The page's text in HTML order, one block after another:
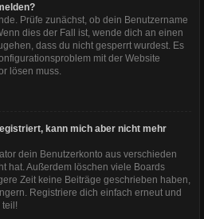
Prüfe zunächst, ob dein Benutzername
dies der Fall ist, wende dich an einen
dass du nicht gesperrt wurdest. Es
mit der Website
lösen muss.
kann mich aber nicht mehr
dein Benutzerkonto aus verschieden
hat. Außerdem löschen viele Boards
Zeit keine Beiträge geschrieben haben,
Registriere dich einfach erneut und
teil!